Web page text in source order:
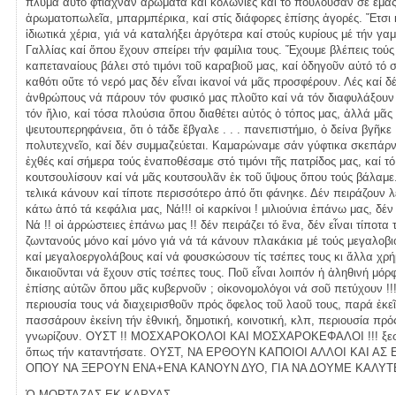
ἀρωματοπωλεῖα, μπαρμπέρικα, καί στίς διάφορες ἐπίσης ἀγορές. Ἔτσι
ἰδιωτικά χέρια, γιά νά καταλήξει ἀργότερα καί στούς κυρίους μέ τήν
Γαλλίας καί ὅπου ἔχουν σπείρει τήν φαμίλια τους. Ἔχουμε βλέπεις
καπεταναίους βάλει στό τιμόνι τοῦ καραβιοῦ μας, καί ὁδηγοῦν αὐτό
καθότι οὔτε τό νερό μας δέν εἶναι ἱκανοί νά μᾶς προσφέρουν. Λές καί
ἀνθρώπους νά πάρουν τόν φυσικό μας πλοῦτο καί νά τόν
τόν ἥλιο, καί τόσα πλούσια ὅπου διαθέτει αὐτός ὁ τόπος μας, ἀλλά
ψευτουπερηφάνεια, ὅτι ὁ τάδε ἔβγαλε . . . πανεπιστήμιο, ὁ δείνα
πολυτεχνεῖο, καί δέν συμμαζεύεται. Καμαρώναμε σάν γύφτικα
ἐχθές καί σήμερα τούς ἐναποθέσαμε στό τιμόνι τῆς πατρίδος μας, καί
κουτσουλίσουν καί νά μᾶς κουτσουλᾶν ἐκ τοῦ ὕψους ὅπου τούς
τελικά κάνουν καί τίποτε περισσότερο ἀπό ὅτι φάνηκε. Δέν πειράζουν
κάτω ἀπό τά κεφάλια μας, Νά!!! οἱ καρκίνοι ! μιλιούνια ἐπάνω μας,
Νά !! οἱ ἀρρώστειες ἐπάνω μας !! δέν πειράζει τό ἕνα, δέν εἶναι
ζωντανούς μόνο καί μόνο γιά νά τά κάνουν πλακάκια μέ τούς
καί μεγαλοεργολάβους καί νά φουσκώσουν τίς τσέπες τους κι ἄλλα
δικαιοῦνται νά ἔχουν στίς τσέπες τους. Ποῦ εἶναι λοιπόν ἡ ἀληθινή
ἐπίσης αὐτῶν ὅπου μᾶς κυβερνοῦν ; οἰκονομολόγοι νά σοῦ πετύχουν !!!
περιουσία τους νά διαχειρισθοῦν πρός ὄφελος τοῦ λαοῦ τους, παρά
πασσάρουν ἐκείνη τήν ἐθνική, δημοτική, κοινοτική, κλπ, περιουσία
γνωρίζουν. ΟΥΣΤ !! ΜΟΣΧΑΡΟΚΟΛΟΙ ΚΑΙ ΜΟΣΧΑΡΟΚΕΦΑΛΟΙ !!!
ὅπως τήν καταντήσατε. ΟΥΣΤ, ΝΑ ΕΡΘΟΥΝ ΚΑΠΟΙΟΙ ΑΛΛΟΙ ΚΑΙ
ΟΠΟΥ ΝΑ ΞΕΡΟΥΝ ΕΝΑ+ΕΝΑ ΚΑΝΟΥΝ ΔΥΟ, ΓΙΑ ΝΑ ΔΟΥΜΕ